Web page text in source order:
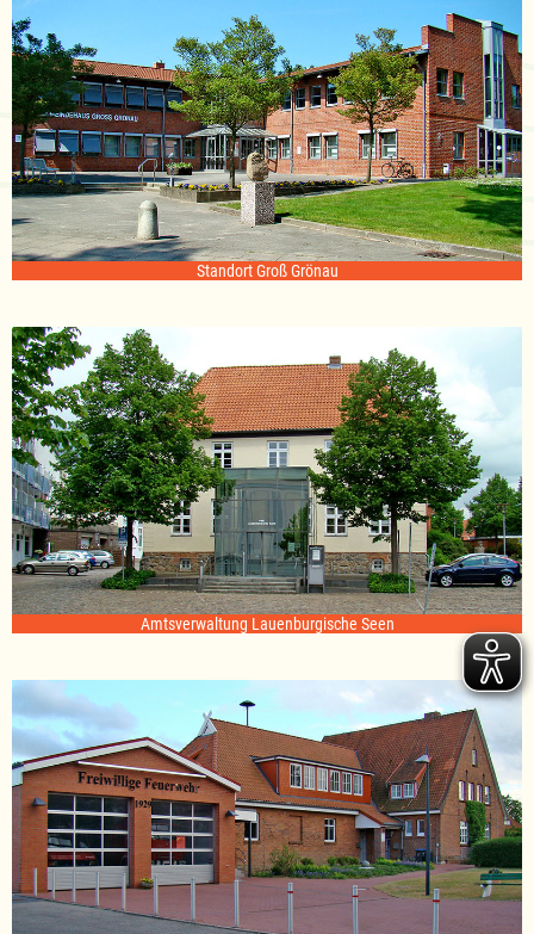
Standort Groß Grönau
Amtsverwaltung Lauenburgische Seen